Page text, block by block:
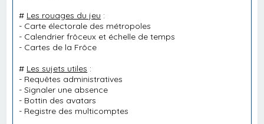
# Les rouages du jeu :
- Carte électorale des métropoles
- Calendrier frôceux et échelle de temps
- Cartes de la Frôce
# Les sujets utiles :
- Requêtes administratives
-Signaler une absence
- Bottin des avatars
- Registre des multicomptes